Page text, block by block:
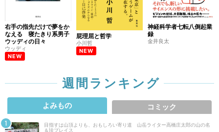
右手の指先だけで夢をか
なえる 寝たきり系男子
ウッディの日々
ウッディ
NEW
屁理屈と哲学
小川哲
NEW
神経科学者七転八倒起業
録
金井良太
週間ランキング
よみもの コミック
目指すは山頂よりも、おもしろい寄り道 山岳ライター高橋庄太郎の山の名
＆珍プレイス